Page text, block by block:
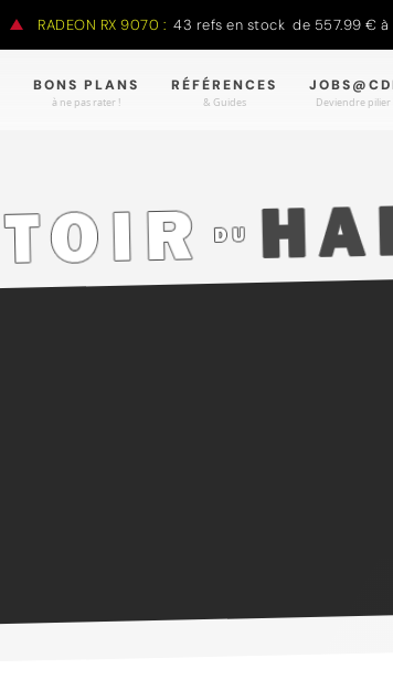
RADEON RX 9070 : 43 refs en stock de 557.99 € à
BONS PLANS
à ne pas rater !
RÉFÉRENCES
& Guides Deviendre pilier